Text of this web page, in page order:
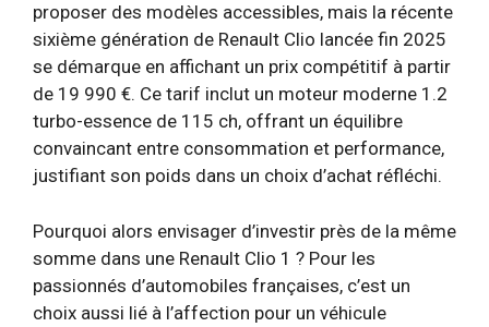
proposer des modèles accessibles, mais la récente
sixième génération de Renault Clio lancée fin 2025
se démarque en affichant un prix compétitif à partir
de 19 990 €. Ce tarif inclut un moteur moderne 1.2
turbo-essence de 115 ch, offrant un équilibre
convaincant entre consommation et performance,
justifiant son poids dans un choix d’achat réfléchi.
Pourquoi alors envisager d’investir près de la même
somme dans une Renault Clio 1 ? Pour les
passionnés d’automobiles françaises, c’est un
choix aussi lié à l’affection pour un véhicule